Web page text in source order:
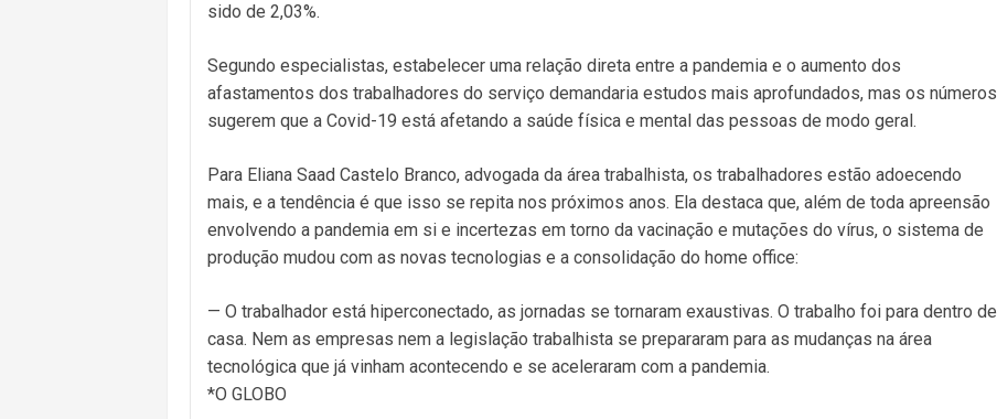
sido de 2,03%.
Segundo especialistas, estabelecer uma relação direta entre a pandemia e o aumento dos
afastamentos dos trabalhadores do serviço demandaria estudos mais aprofundados, mas os números
sugerem que a Covid-19 está afetando a saúde física e mental das pessoas de modo geral.
Para Eliana Saad Castelo Branco, advogada da área trabalhista, os trabalhadores estão adoecendo
mais, e a tendência é que isso se repita nos próximos anos. Ela destaca que, além de toda apreensão
envolvendo a pandemia em si e incertezas em torno da vacinação e mutações do vírus, o sistema de
produção mudou com as novas tecnologias e a consolidação do home office:
— O trabalhador está hiperconectado, as jornadas se tornaram exaustivas. O trabalho foi para dentro de
casa. Nem as empresas nem a legislação trabalhista se prepararam para as mudanças na área
tecnológica que já vinham acontecendo e se aceleraram com a pandemia.
*O GLOBO